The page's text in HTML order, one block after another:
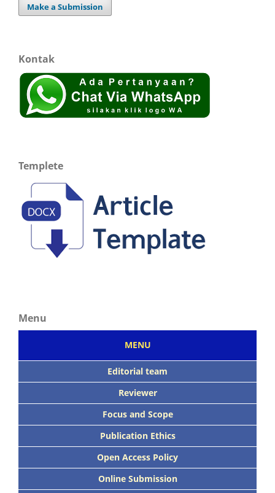
Make a Submission
Kontak
Templete
Menu
MENU
Editorial team
Reviewer
Focus and Scope
Publication Ethics
Open Access Policy
Online Submission